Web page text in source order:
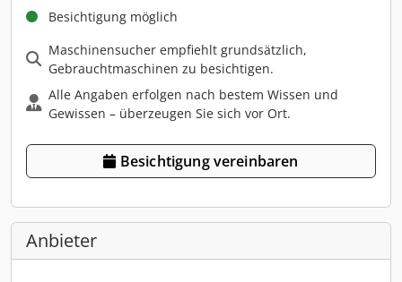
Besichtigung möglich
Maschinensucher empfiehlt grundsätzlich,
Gebrauchtmaschinen zu besichtigen.
Alle Angaben erfolgen nach bestem Wissen und
Gewissen – überzeugen Sie sich vor Ort.
Besichtigung vereinbaren
Anbieter